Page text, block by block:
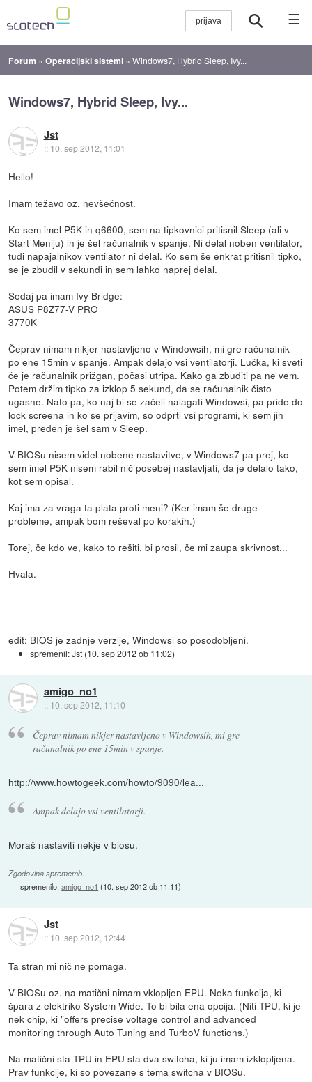
☰
Forum »Operacijski sistemi »Windows7, Hybrid Sleep, Ivy...
Windows7, Hybrid Sleep, Ivy...
Jst
:: 10. sep 2012, 11:01
Hello!
Imam težavo oz. nevšečnost.
Ko sem imel P5K in q6600, sem na tipkovnici pritisnil Sleep (ali v
Start Meniju) in je šel računalnik v spanje. Ni delal noben ventilator,
tudi napajalnikov ventilator ni delal. Ko sem še enkrat pritisnil tipko,
se je zbudil v sekundi in sem lahko naprej delal.
Sedaj pa imam Ivy Bridge:
ASUS P8Z77-V PRO
3770K
Čeprav nimam nikjer nastavljeno v Windowsih, mi gre računalnik
po ene 15min v spanje. Ampak delajo vsi ventilatorji. Lučka, ki sveti
če je računalnik prižgan, počasi utripa. Kako ga zbuditi pa ne vem.
Potem držim tipko za izklop 5 sekund, da se računalnik čisto
ugasne. Nato pa, ko naj bi se začeli nalagati Windowsi, pa pride do
lock screena in ko se prijavim, so odprti vsi programi, ki sem jih
imel, preden je šel sam v Sleep.
V BIOSu nisem videl nobene nastavitve, v Windows7 pa prej, ko
sem imel P5K nisem rabil nič posebej nastavljati, da je delalo tako,
kot sem opisal.
Kaj ima za vraga ta plata proti meni? (Ker imam še druge
probleme, ampak bom reševal po korakih.)
Torej, če kdo ve, kako to rešiti, bi prosil, če mi zaupa skrivnost...
Hvala.
edit: BIOS je zadnje verzije, Windowsi so posodobljeni.
spremenil:Jst (10. sep 2012 ob 11:02)
amigo_no1
:: 10. sep 2012, 11:10
Čeprav nimam nikjer nastavljeno v Windowsih, mi gre
računalnik po ene 15min v spanje.
http://www.howtogeek.com/howto/9090/lea...
Ampak delajo vsi ventilatorji.
Moraš nastaviti nekje v biosu.
Zgodovina sprememb…
spremenilo:amigo_no1 (10. sep 2012 ob 11:11)
Jst
:: 10. sep 2012, 12:44
Ta stran mi nič ne pomaga.
V BIOSu oz. na matični nimam vklopljen EPU. Neka funkcija, ki
špara z elektriko System Wide. To bi bila ena opcija. (Niti TPU, ki je
nek chip, ki "offers precise voltage control and advanced
monitoring through Auto Tuning and TurboV functions.)
Na matični sta TPU in EPU sta dva switcha, ki ju imam izklopljena.
Prav funkcije, ki so povezane s tema switcha v BIOSu.